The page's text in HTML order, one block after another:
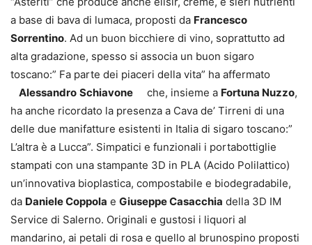
a base di bava di lumaca, proposti da Francesco
Sorrentino. Ad un buon bicchiere di vino, soprattutto ad
alta gradazione, spesso si associa un buon sigaro
toscano:” Fa parte dei piaceri della vita” ha affermato
Alessandro Schiavone che, insieme a Fortuna Nuzzo,
ha anche ricordato la presenza a Cava de’ Tirreni di una
delle due manifatture esistenti in Italia di sigaro toscano:”
L’altra è a Lucca”. Simpatici e funzionali i portabottiglie
stampati con una stampante 3D in PLA (Acido Polilattico)
un’innovativa bioplastica, compostabile e biodegradabile,
da Daniele Coppola e Giuseppe Casacchia della 3D IM
Service di Salerno. Originali e gustosi i liquori al
mandarino, ai petali di rosa e quello al brunospino proposti